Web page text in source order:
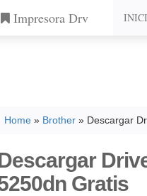
Impresora Drv
Home » Brother » Descargar
Gratis